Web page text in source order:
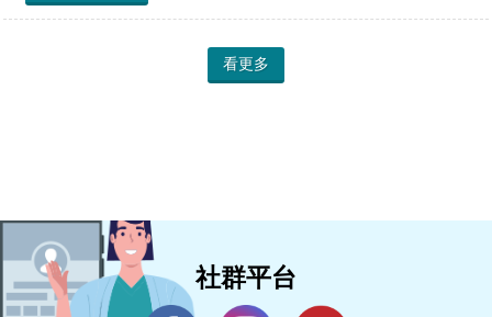
看更多
社群平台